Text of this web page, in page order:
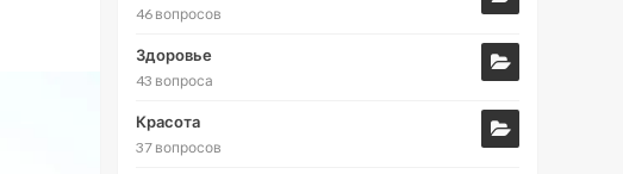
46 вопросов
Здоровье
43 вопроса
Красота
37 вопросов